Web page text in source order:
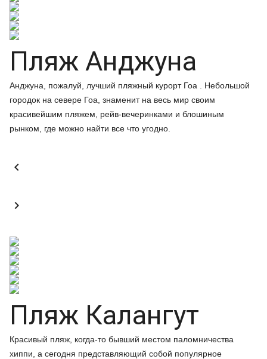
Пляж Анджуна
Анджуна, пожалуй, лучший пляжный курорт Гоа . Небольшой
городок на севере Гоа, знаменит на весь мир своим
красивейшим пляжем, рейв-вечеринками и блошиным
рынком, где можно найти все что угодно.


Пляж Калангут
Красивый пляж, когда-то бывший местом паломничества
хиппи, а сегодня представляющий собой популярное